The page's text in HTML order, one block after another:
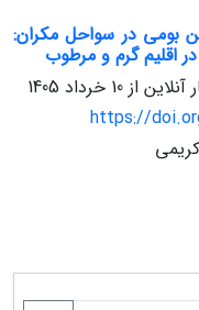
بومی در سواحل مکران:
اقلیم گرم و مرطوب
آنلاین از 10 خرداد 1405
https://